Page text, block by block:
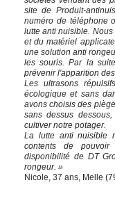
site de Produit-
numéro de téléphone
lutte anti nuisible.
et du matériel
une solution anti
les souris. Par la
prévenir l'apparition
Les ultrasons
écologique et sans
avons choisis des
sans dessus
cultiver notre potager.
La lutte anti nuisible
contents de
disponibilité de DT
rongeur. »
Nicole, 37 ans, Melle